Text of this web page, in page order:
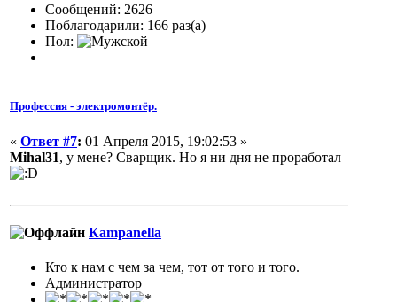
Сообщений: 2626
Поблагодарили: 166 раз(а)
Пол:
Профессия - электромонтёр.
« Ответ #7: 01 Апреля 2015, 19:02:53 »
Mihal31, у мене? Сварщик. Но я ни дня не проработал
Кampanella
Кто к нам с чем за чем, тот от того и того.
Администратор